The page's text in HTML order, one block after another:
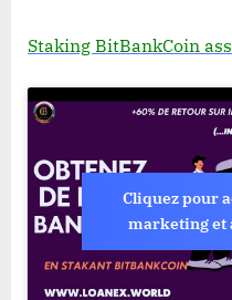
Staking BitBankCoin
Cliquez pour
marketing et